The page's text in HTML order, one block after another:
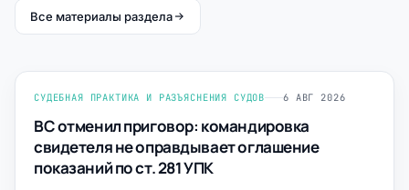
Все материалы раздела
СУДЕБНАЯ ПРАКТИКА И РАЗЪЯСНЕНИЯ СУДОВ 6 АВГ 2026
ВС отменил приговор: командировка
свидетеля не оправдывает оглашение
показаний по ст. 281 УПК